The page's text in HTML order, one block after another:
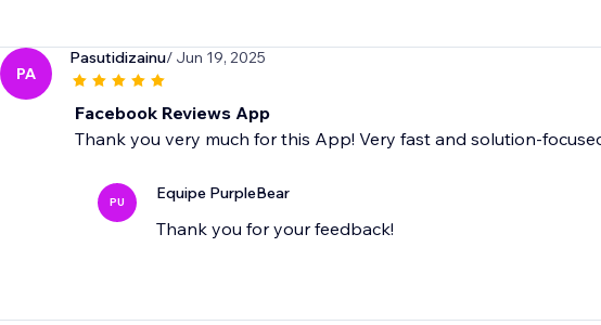
PA
Pasutidizainu/ Jun 19, 2025
Facebook Reviews App
Thank you very much for this App! Very fast and solution-
PU Equipe PurpleBear
Thank you for your feedback!